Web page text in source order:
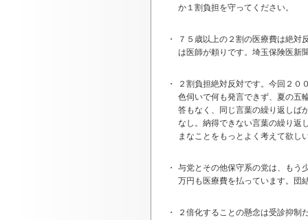
か１割負担を守ってください。
・
７５歳以上の２割の医療費は絶対
は医師が頼りです。埼玉保険医新
・
２割負担絶対反対です。今回２０
色伺いで何も発言できず、夏の五
答もなく、同じ言葉の繰り返しば
なし。納得できない言葉の繰り返
まなことをもっとよく考えて欲し
・
与党とその他保守系の党は、もう
万円も医療費を払っています。団
・
２倍化することの懸念は受診抑制